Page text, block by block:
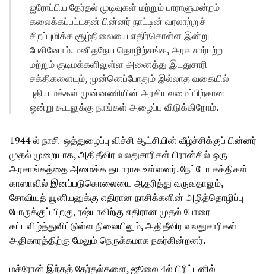
ஐரோப்பிய தேர்தல் முடிவுகள் மற்றும் பாராளுமன்றம்
கலைக்கப்பட்டதன் பின்னர் நாட்டின் வரலாற்றுச்
சிறப்புமிக்க சூழ்நிலையை எதிர்கொள்ள இன்று
பேசினோம். மனிதநேய தொழிற்சங்க, அரச சார்பற்ற
மற்றும் குடிமக்களிலுள்ள அனைத்து இடதுசாரி
சக்திகளையும், முன்னெப்போதும் இல்லாத வகையில்
புதிய மக்கள் முன்னணியின் அரசியலமைப்பிற்கான
ஒன்று கூடலுக்கு நாங்கள் அழைப்பு விடுக்கிறோம்.
1944 ல் நாசி-ஒத்துழைப்பு விச்சி ஆட்சியின் வீழ்ச்சிக்குப் பின்னர்
முதல் முறையாக, அதிதீவிர வலதுசாரிகள் பிரான்சில் ஒரு
அரசாங்கத்தை அமைக்க தயாராக உள்ளனர். நேட்டோ சக்திகள்
காஸாவில் இனப்படுகொலையை ஆதரித்து வருவதாலும்,
சோவியத் யூனியனுக்கு எதிரான நாசிக்களின் அழித்தொழிப்பு
போருக்குப் பிறகு, ரஷ்யாவிற்கு எதிரான முதல் போரை
கட்டவிழ்த்துவிட்டுள்ள நிலையிலும், அதிதீவிர வலதுசாரிகள்
அதிகாரத்திற்கு மேலும் நெருக்கமாக நகர்கின்றனர்.
மக்ரோன் இந்தத் தேர்தல்களை, ஜூலை 4ல் பிரிட்டனில்